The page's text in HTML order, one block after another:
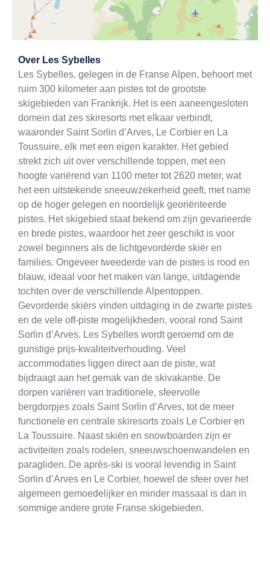
Over Les Sybelles
Les Sybelles, gelegen in de Franse Alpen, behoort met
ruim 300 kilometer aan pistes tot de grootste
skigebieden van Frankrijk. Het is een aaneengesloten
domein dat zes skiresorts met elkaar verbindt,
waaronder Saint Sorlin d’Arves, Le Corbier en La
Toussuire, elk met een eigen karakter. Het gebied
strekt zich uit over verschillende toppen, met een
hoogte variërend van 1100 meter tot 2620 meter, wat
het een uitstekende sneeuwzekerheid geeft, met name
op de hoger gelegen en noordelijk georiënteerde
pistes. Het skigebied staat bekend om zijn gevarieerde
en brede pistes, waardoor het zeer geschikt is voor
zowel beginners als de lichtgevorderde skiër en
families. Ongeveer tweederde van de pistes is rood en
blauw, ideaal voor het maken van lange, uitdagende
tochten over de verschillende Alpentoppen.
Gevorderde skiërs vinden uitdaging in de zwarte pistes
en de vele off-piste mogelijkheden, vooral rond Saint
Sorlin d’Arves. Les Sybelles wordt geroemd om de
gunstige prijs-kwaliteitverhouding. Veel
accommodaties liggen direct aan de piste, wat
bijdraagt aan het gemak van de skivakantie. De
dorpen variëren van traditionele, sfeervolle
bergdorpjes zoals Saint Sorlin d’Arves, tot de meer
functionele en centrale skiresorts zoals Le Corbier en
La Toussuire. Naast skiën en snowboarden zijn er
activiteiten zoals rodelen, sneeuwschoenwandelen en
paragliden. De après-ski is vooral levendig in Saint
Sorlin d’Arves en Le Corbier, hoewel de sfeer over het
algemeen gemoedelijker en minder massaal is dan in
sommige andere grote Franse skigebieden.